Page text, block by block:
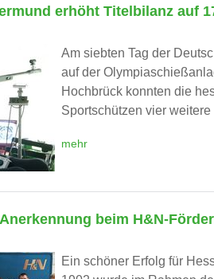
erhöht Titelbilanz auf
Am siebten Tag der
auf der
Hochbrück konnten die
Sportschützen vier
mehr
beim H&N-
Ein schöner Erfolg für